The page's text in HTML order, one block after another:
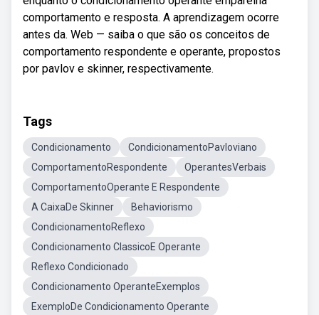
comportamento e resposta. A aprendizagem ocorre
antes da. Web — saiba o que são os conceitos de
comportamento respondente e operante, propostos
por pavlov e skinner, respectivamente.
Tags
Condicionamento
CondicionamentoPavloviano
ComportamentoRespondente
OperantesVerbais
ComportamentoOperante E Respondente
A CaixaDe Skinner
Behaviorismo
CondicionamentoReflexo
Condicionamento ClassicoE Operante
Reflexo Condicionado
Condicionamento OperanteExemplos
ExemploDe Condicionamento Operante